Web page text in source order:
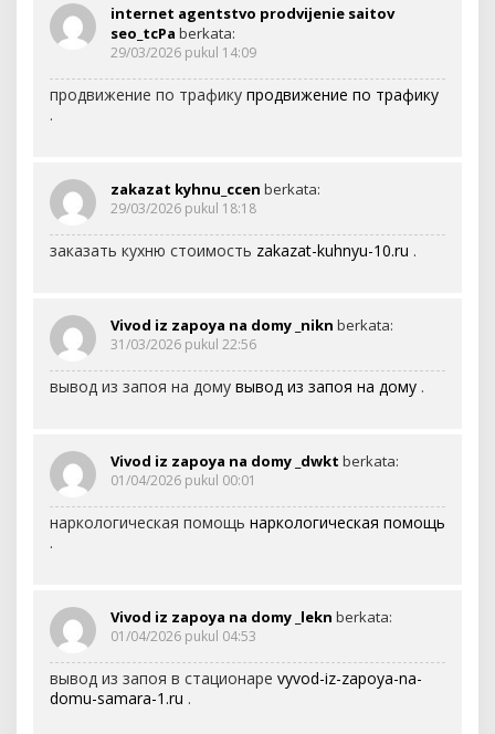
internet agentstvo prodvijenie saitov
seo_tcPa berkata:
29/03/2026 pukul 14:09
продвижение по трафику продвижение по трафику
.
zakazat kyhnu_ccen berkata:
29/03/2026 pukul 18:18
заказать кухню стоимость zakazat-kuhnyu-10.ru .
Vivod iz zapoya na domy _nikn berkata:
31/03/2026 pukul 22:56
вывод из запоя на дому вывод из запоя на дому .
Vivod iz zapoya na domy _dwkt berkata:
01/04/2026 pukul 00:01
наркологическая помощь наркологическая помощь
.
Vivod iz zapoya na domy _lekn berkata:
01/04/2026 pukul 04:53
вывод из запоя в стационаре vyvod-iz-zapoya-na-
domu-samara-1.ru .